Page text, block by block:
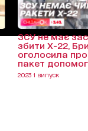
ЗСУ не має
збити Х-22,
оголосила
пакет
2023 1 випуск